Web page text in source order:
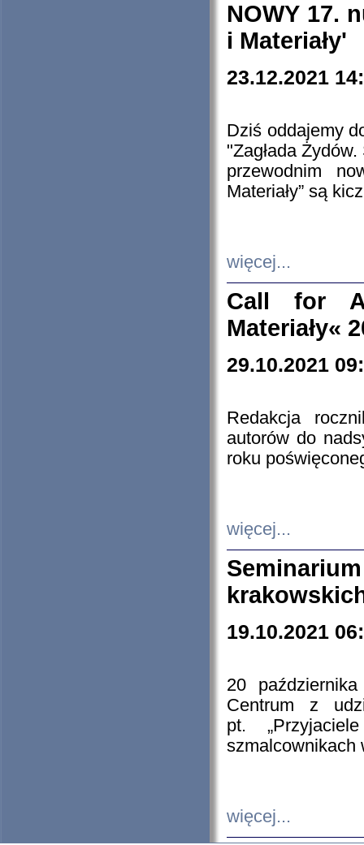
NOWY 17.
i Materiały'
23.12.2021
Dziś oddajemy
"Zagłada
przewodnim
Materiały” są
więcej...
Call for
Materiały«
29.10.2021
Redakcja
autorów do
roku
więcej...
19.10.2021
20
Centrum z
pt.
szmalcownikach
więcej...